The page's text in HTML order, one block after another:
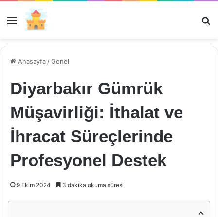
Menü
Anasayfa /Genel
Diyarbakır Gümrük
Müşavirliği: İthalat ve
İhracat Süreçlerinde
Profesyonel Destek
9 Ekim 2024 3 dakika okuma süresi